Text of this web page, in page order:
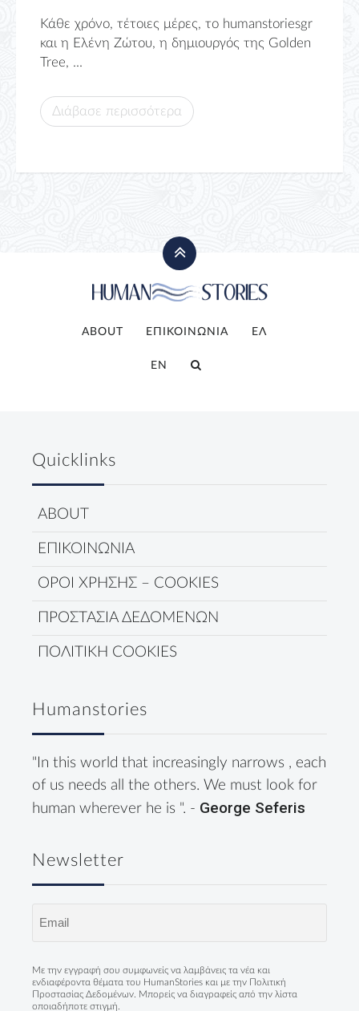
Κάθε χρόνο, τέτοιες μέρες, το humanstoriesgr
και η Ελένη Ζώτου, η δημιουργός της Golden
Tree, ...
Διάβασε περισσότερα
ABOUT ΕΠΙΚΟΙΝΩΝΙΑ ΕΛ
EN
Quicklinks
ABOUT
ΕΠΙΚΟΙΝΩΝΙΑ
ΟΡΟΙ ΧΡΗΣΗΣ – COOKIES
ΠΡΟΣΤΑΣΙΑ ΔΕΔΟΜΕΝΩΝ
ΠΟΛΙΤΙΚΗ COOKIES
Humanstories
"In this world that increasingly narrows , each
of us needs all the others. We must look for
human wherever he is ". - George Seferis
Newsletter
Με την εγγραφή σου συμφωνείς να λαμβάνεις τα νέα και
ενδιαφέροντα θέματα του HumanStories και με την Πολιτική
Προστασίας Δεδομένων . Μπορείς να διαγραφείς από την λίστα
οποιαδήποτε στιγμή.